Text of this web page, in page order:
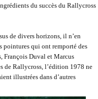
du succès du Rallycross
de divers horizons, il n’en
pointures qui ont remporté des
François Duval et Marcus
de Rallycross, l’édition 1978 ne
illustrées dans d’autres